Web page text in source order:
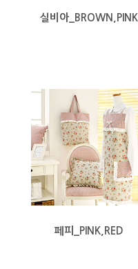
실비아_BROWN,PINK
페피_PINK,RED